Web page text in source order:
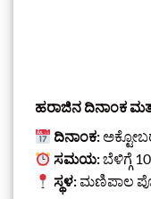
ಹರಾಜಿನ ದಿನಾಂಕ
ದಿನಾಂಕ:
ಸಮಯ:ಬೆಳಿಗ್ಗೆ
ಸ್ಥಳ:ಮಣಿಪಾಲ